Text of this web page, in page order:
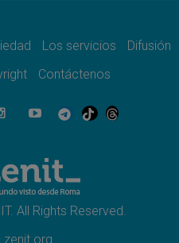
de Genazzano
Apostólico de Calapán
invisibles de una
Los servicios
Difusión
Contáctenos
All Rights Reserved.